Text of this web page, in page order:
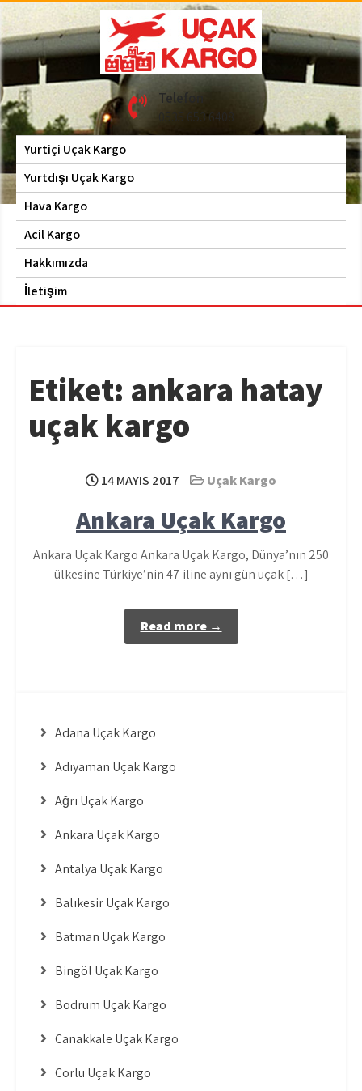
Skip
to
content
Hava Kargo | Acil Kargo
| 0535 653 6408
Uçak Kargo Telefon
0535 653 6408
Yurtiçi Uçak Kargo
Yurtdışı Uçak Kargo
Hava Kargo
Acil Kargo
Hakkımızda
İletişim
Etiket: ankara hatay
uçak kargo
14 MAYIS 2017 Uçak Kargo
Ankara Uçak Kargo
Ankara Uçak Kargo Ankara Uçak Kargo, Dünya’nın 250
ülkesine Türkiye’nin 47 iline aynı gün uçak […]
Read more →
Adana Uçak Kargo
Adıyaman Uçak Kargo
Ağrı Uçak Kargo
Ankara Uçak Kargo
Antalya Uçak Kargo
Balıkesir Uçak Kargo
Batman Uçak Kargo
Bingöl Uçak Kargo
Bodrum Uçak Kargo
Çanakkale Uçak Kargo
Çorlu Uçak Kargo